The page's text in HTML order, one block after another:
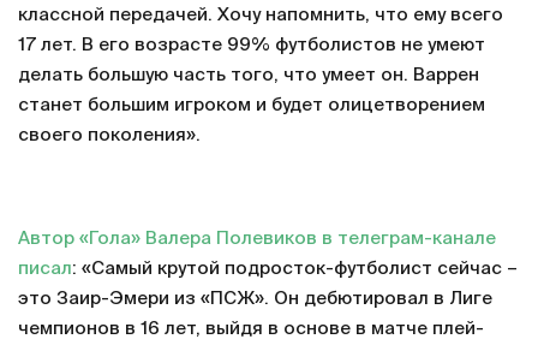
классной передачей. Хочу напомнить, что ему всего
17 лет. В его возрасте 99% футболистов не умеют
делать большую часть того, что умеет он. Варрен
станет большим игроком и будет олицетворением
своего поколения».
Автор «Гола» Валера Полевиков в телеграм-канале
писал: «Самый крутой подросток-футболист сейчас –
это Заир-Эмери из «ПСЖ». Он дебютировал в Лиге
чемпионов в 16 лет, выйдя в основе в матче плей-